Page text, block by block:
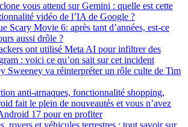
vous attend sur Gemini : quelle est cette
vidéo de l’IA de Google ?
Scary Movie 6: après tant d’années, est-ce
aussi drôle ?
ont utilisé Meta AI pour infiltrer des
: voici ce qu’on sait sur cet incident
Sweeney va réinterpréter un rôle culte de Tim
anti-arnaques, fonctionnalité shopping,
fait le plein de nouveautés et vous n’avez
17 pour en profiter
rovers et véhicules terrestres : tout savoir sur